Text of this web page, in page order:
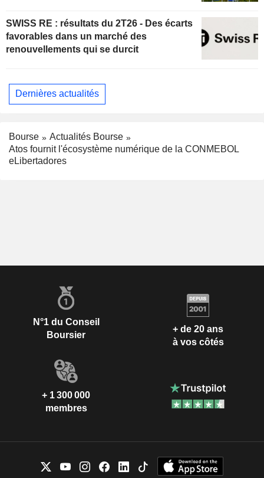
SWISS RE : résultats du 2T26 - Des écarts
favorables dans un marché des
renouvellements qui se durcit
Dernières actualités
Bourse
Actualités Bourse
Atos fournit l'écosystème numérique de la CONMEBOL
eLibertadores
N°1 du Conseil
Boursier
+ de 20 ans
à vos côtés
+ 1 300 000
membres